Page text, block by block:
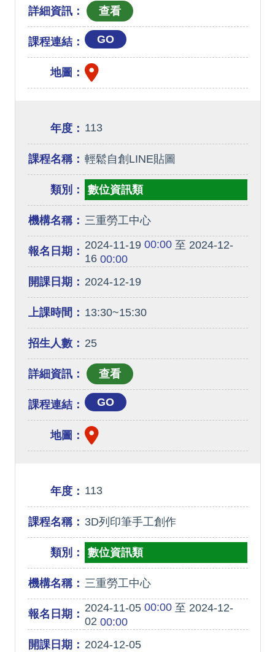
詳細資訊：
課程連結： GO
地圖：
年度： 113
課程名稱： 輕鬆自創LINE貼圖
類別： 數位資訊類
機構名稱： 三重勞工中心
報名日期： 2024-11-1900:00至 2024-12-
1600:00
開課日期： 2024-12-19
上課時間： 13:30~15:30
招生人數： 25
詳細資訊：
課程連結： GO
地圖：
年度： 113
課程名稱： 3D列印筆手工創作
類別： 數位資訊類
機構名稱： 三重勞工中心
報名日期： 2024-11-0500:00至 2024-12-
02 00:00
開課日期： 2024-12-05